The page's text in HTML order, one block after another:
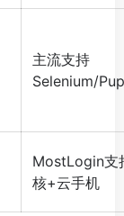
主流支持
Selenium/
MostLogin支
核+云手机